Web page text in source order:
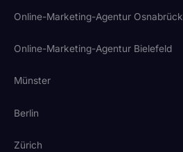
Online-Marketing-Agentur Osnabrück
Online-Marketing-Agentur Bielefeld
Münster
Berlin
Zürich